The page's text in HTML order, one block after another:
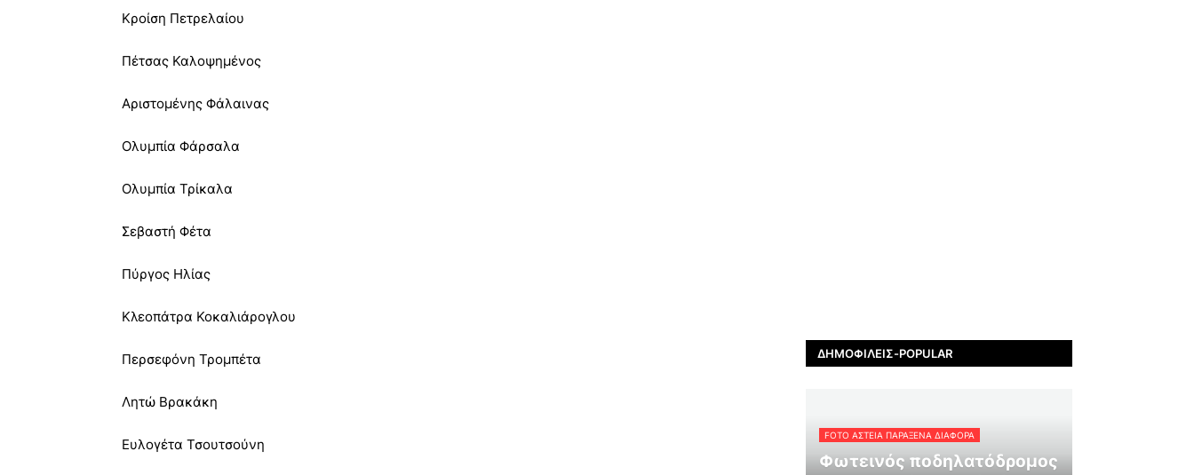
Κροίση Πετρελαίου
Πέτσας Καλοψημένος
Αριστομένης Φάλαινας
Ολυμπία Φάρσαλα
Ολυμπία Τρίκαλα
Σεβαστή Φέτα
Πύργος Ηλίας
Κλεοπάτρα Κοκαλιάρογλου
Περσεφόνη Τρομπέτα
Λητώ Βρακάκη
Ευλογέτα Τσουτσούνη
ΔΗΜΟΦΙΛΕΊΣ-POPULAR
FOTO ΑΣΤΕΙΑ ΠΑΡΑΞΕΝΑ ΔΙΑΦΟΡΑ
Φωτεινός ποδηλατόδρομος